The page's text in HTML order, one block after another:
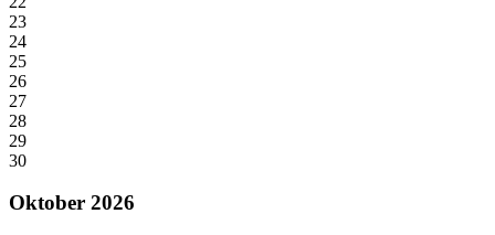
23
24
25
26
27
28
29
30
Oktober 2026